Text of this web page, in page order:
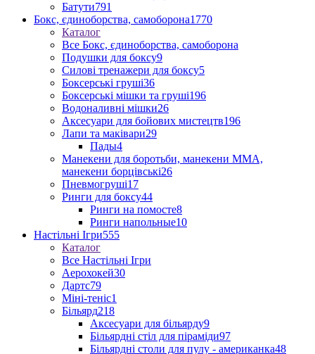
Батути791
Бокс, єдиноборства, самоборона1770
Каталог
Все Бокс, єдиноборства, самоборона
Подушки для боксу9
Силові тренажери для боксу5
Боксерські груші36
Боксерські мішки та груші196
Водоналивні мішки26
Аксесуари для бойових мистецтв196
Лапи та маківари29
Пады4
Манекени для боротьби, манекени ММА,
манекени борцівські26
Пневмогруші17
Ринги для боксу44
Ринги на помосте8
Ринги напольные10
Настільні Ігри555
Каталог
Все Настільні Ігри
Аерохокей30
Дартс79
Міні-теніс1
Більярд218
Аксесуари для більярду9
Більярдні стіл для піраміди97
Більярдні столи для пулу - американка48